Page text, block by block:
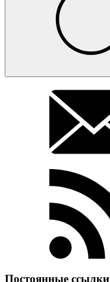
Постоянные ссылки